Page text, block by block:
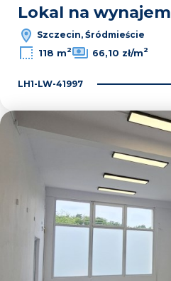
Lokal na wynajem
Szczecin, Śródmieście
118 m2 66,10 zł/m2
LH1-LW-41997